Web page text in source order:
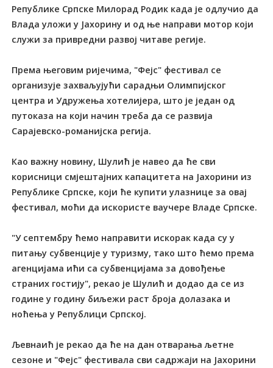
Републике Српске Милорад Родик када је одлучио да
Влада уложи у Јахорину и од ње направи мотор који
служи за привредни развој читаве регије.
Према његовим ријечима, "Фејс" фестивал се
организује захваљујући сарадњи Олимпијског
центра и Удружења хотелијера, што је један од
путоказа на који начин треба да се развија
Сарајевско-романијска регија.
Као важну новину, Шулић је навео да ће сви
корисници смјештајних капацитета на Јахорини из
Републике Српске, који ће купити улазнице за овај
фестивал, моћи да искористе ваучере Владе Српске.
"У септембру ћемо направити искорак када су у
питању субвенције у туризму, тако што ћемо према
агенцијама ићи са субвенцијама за довођење
страних гостију", рекао је Шулић и додао да се из
године у годину биљежи раст броја долазака и
ноћења у Републици Српској.
Љевнаић је рекао да ће на дан отварања љетне
сезоне и "Фејс" фестивала сви садржаји на Јахорини